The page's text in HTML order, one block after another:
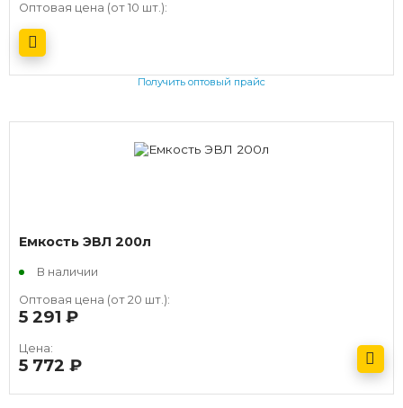
Оптовая цена (от 10 шт.):
Получить оптовый прайс
Емкость ЭВЛ 200л
В наличии
Оптовая цена (от 20 шт.):
5 291
Цена:
5 772